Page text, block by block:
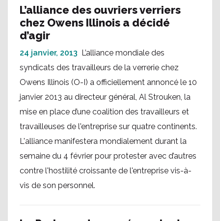
L’alliance des ouvriers verriers
chez Owens Illinois a décidé
d’agir
24 janvier, 2013 L’alliance mondiale des
syndicats des travailleurs de la verrerie chez
Owens Illinois (O-I) a officiellement annoncé le 10
janvier 2013 au directeur général, Al Strouken, la
mise en place d’une coalition des travailleurs et
travailleuses de l'entreprise sur quatre continents.
L'alliance manifestera mondialement durant la
semaine du 4 février pour protester avec d’autres
contre l'hostilité croissante de l'entreprise vis-à-
vis de son personnel.